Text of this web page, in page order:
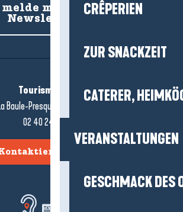
CRÊPERIEN
ZUR SNACKZEIT
CATERER,
VERANSTALTUNGEN
GESCHMACK DES
mich für den
Newsletter an
Tourismusbüro
Baule-Presqu'île de Guérande
02 40 24 34 44
Sie uns